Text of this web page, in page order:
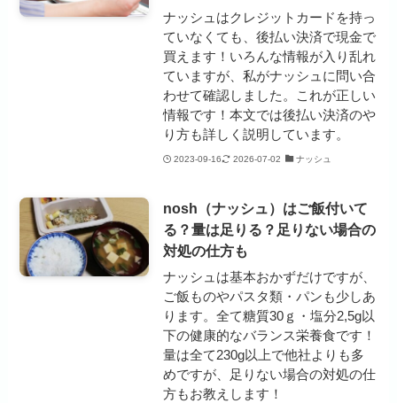
ナッシュはクレジットカードを持っ
ていなくても、後払い決済で現金で
買えます！いろんな情報が入り乱れ
ていますが、私がナッシュに問い合
わせて確認しました。これが正しい
情報です！本文では後払い決済のや
り方も詳しく説明しています。
2023-09-16 2026-07-02 ナッシュ
nosh（ナッシュ）はご飯付いて
る？量は足りる？足りない場合の
対処の仕方も
ナッシュは基本おかずだけですが、
ご飯ものやパスタ類・パンも少しあ
ります。全て糖質30ｇ・塩分2,5g以
下の健康的なバランス栄養食です！
量は全て230g以上で他社よりも多
めですが、足りない場合の対処の仕
方もお教えします！